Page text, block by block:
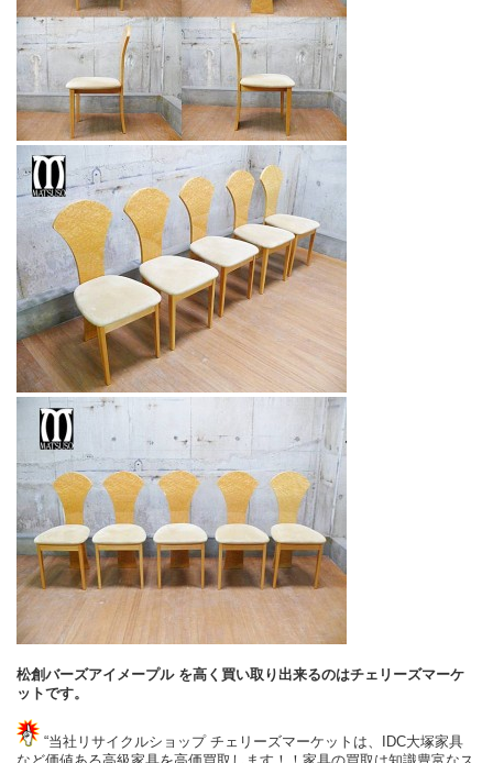
松創バーズアイメープル を高く買い取り出来るのはチェリーズマーケ
ットです。
“当社リサイクルショップ チェリーズマーケットは、IDC大塚家具